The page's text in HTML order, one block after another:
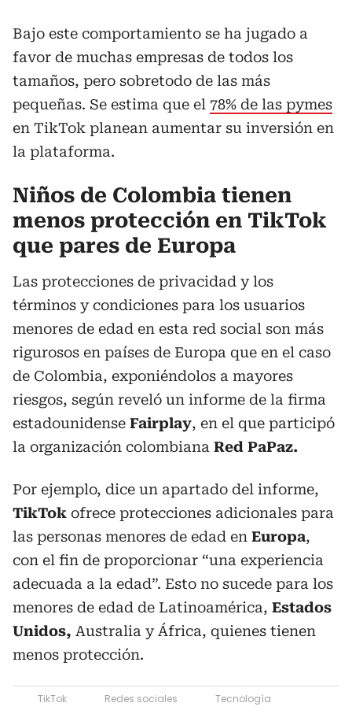
Bajo este comportamiento se ha jugado a
favor de muchas empresas de todos los
tamaños, pero sobretodo de las más
pequeñas. Se estima que el 78% de las pymes
en TikTok planean aumentar su inversión en
la plataforma.
Niños de Colombia tienen
menos protección en TikTok
que pares de Europa
Las protecciones de privacidad y los
términos y condiciones para los usuarios
menores de edad en esta red social son más
rigurosos en países de Europa que en el caso
de Colombia, exponiéndolos a mayores
riesgos, según reveló un informe de la firma
estadounidense Fairplay, en el que participó
la organización colombiana Red PaPaz.
Por ejemplo, dice un apartado del informe,
TikTok ofrece protecciones adicionales para
las personas menores de edad en Europa,
con el fin de proporcionar “una experiencia
adecuada a la edad”. Esto no sucede para los
menores de edad de Latinoamérica, Estados
Unidos, Australia y África, quienes tienen
menos protección.
TikTok Redes sociales Tecnología